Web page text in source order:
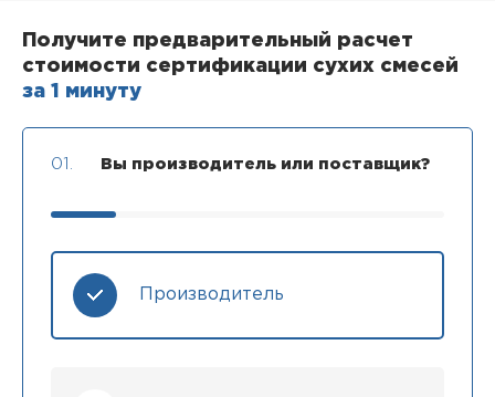
Получите предварительный расчет
стоимости сертификации сухих смесей
за 1 минуту
01. Вы производитель или поставщик?
Производитель